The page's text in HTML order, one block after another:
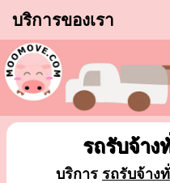
บริการของเรา
รถรับจ้าง
บริการ รถรับจ้าง